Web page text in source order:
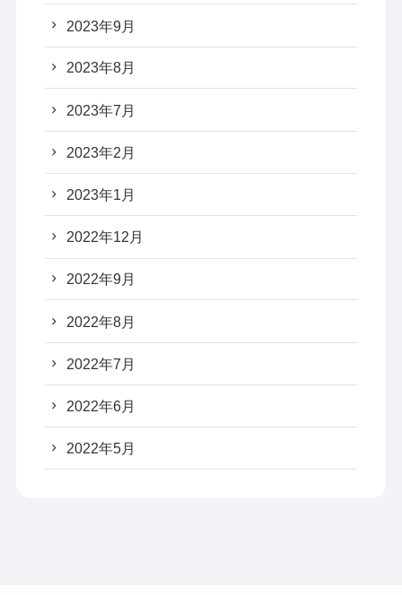
2023年9月
2023年8月
2023年7月
2023年2月
2023年1月
2022年12月
2022年9月
2022年8月
2022年7月
2022年6月
2022年5月